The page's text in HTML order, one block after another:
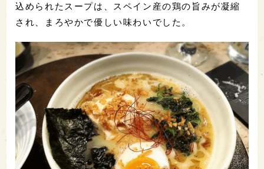
込められたスープは、スペイン産の鶏の旨みが凝縮
され、まろやかで優しい味わいでした。